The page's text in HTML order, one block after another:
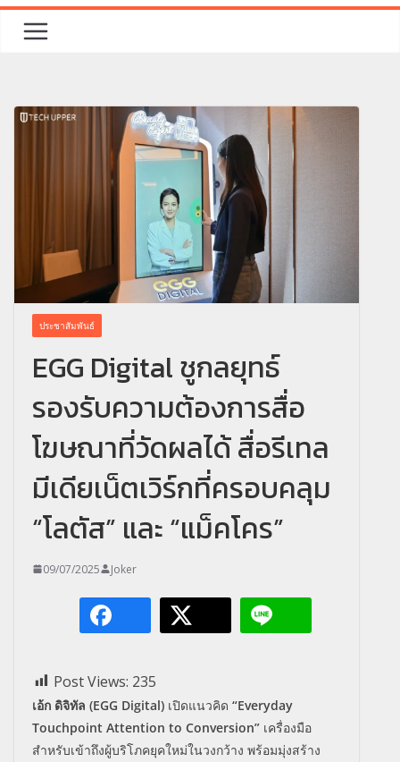
ประชาสัมพันธ์
EGG Digital ชูกลยุทธ์
รองรับความต้องการสื่อ
โฆษณาที่วัดผลได้ สื่อรีเทล
มีเดียเน็ตเวิร์กที่ครอบคลุม
“โลตัส” และ “แม็คโคร”
09/07/2025 Joker
Post Views: 235
เอ้ก ดิจิทัล (EGG Digital) เปิดแนวคิด “Everyday
Touchpoint Attention to Conversion” เครื่องมือ
สำหรับเข้าถึงผู้บริโภคยุคใหม่ในวงกว้าง พร้อมมุ่งสร้าง